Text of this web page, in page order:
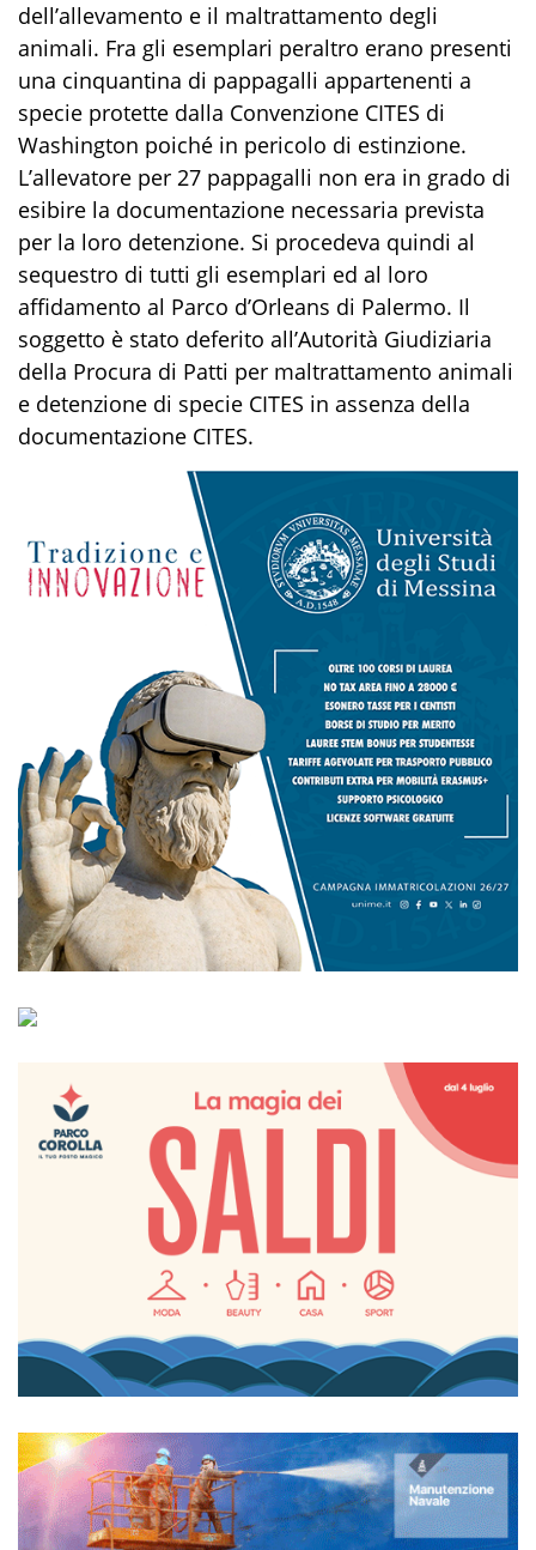
dell’allevamento e il maltrattamento degli
animali. Fra gli esemplari peraltro erano presenti
una cinquantina di pappagalli appartenenti a
specie protette dalla Convenzione CITES di
Washington poiché in pericolo di estinzione.
L’allevatore per 27 pappagalli non era in grado di
esibire la documentazione necessaria prevista
per la loro detenzione. Si procedeva quindi al
sequestro di tutti gli esemplari ed al loro
affidamento al Parco d’Orleans di Palermo. Il
soggetto è stato deferito all’Autorità Giudiziaria
della Procura di Patti per maltrattamento animali
e detenzione di specie CITES in assenza della
documentazione CITES.